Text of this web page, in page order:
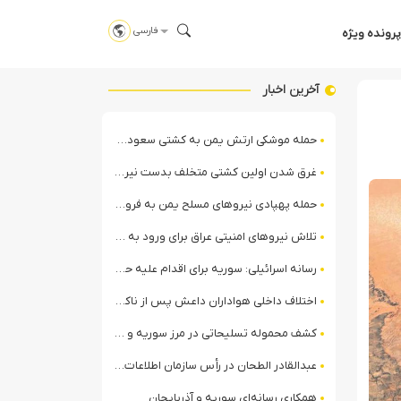
پرونده ویژه فارسی
آخرین اخبار
حمله موشکی ارتش یمن به کشتی سعودی در شمال دریای سرخ
غرق شدن اولین کشتی متخلف بدست نیروی دریایی ارتش یمن
حمله پهپادی نیروهای مسلح یمن به فرودگاه نجران
تلاش نیروهای امنیتی عراق برای ورود به مقر مقاومت در حومه بغداد
رسانه اسرائیلی: سوریه برای اقدام علیه حزب‌الله در لبنان آماده می‌شود!
اختلاف داخلی هواداران داعش پس از ناکامی عملیات انغماسی داعش در رقه
کشف محموله تسلیحاتی در مرز سوریه و عراق توسط نیروهای الجولانی
عبدالقادر الطحان در رأس سازمان اطلاعات سوریه؛ گمانه‌زنی‌ها درباره اختلافات در ساختار امنیتی
همکاری رسانه‌ای سوریه و آذربایجان